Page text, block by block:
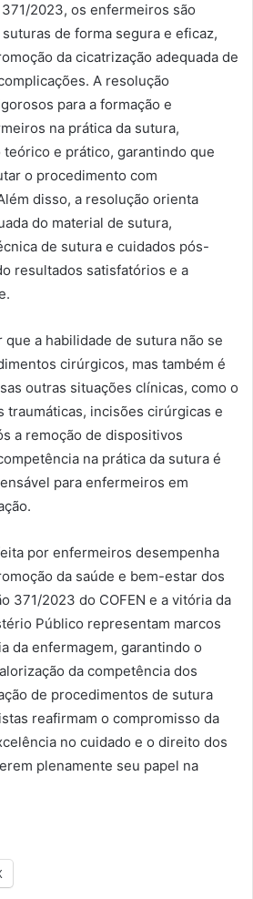
2023, os enfermeiros são
de forma segura e eficaz,
da cicatrização adequada de
A resolução
para a formação e
na prática da sutura,
e prático, garantindo que
o procedimento com
disso, a resolução orienta
do material de sutura,
de sutura e cuidados pós-
resultados satisfatórios e a
a habilidade de sutura não se
cirúrgicos, mas também é
outras situações clínicas, como o
traumáticas, incisões cirúrgicas e
a remoção de dispositivos
na prática da sutura é
para enfermeiros em
por enfermeiros desempenha
da saúde e bem-estar dos
371/2023 do COFEN e a vitória da
Público representam marcos
da enfermagem, garantindo o
da competência dos
de procedimentos de sutura
reafirmam o compromisso da
no cuidado e o direito dos
plenamente seu papel na